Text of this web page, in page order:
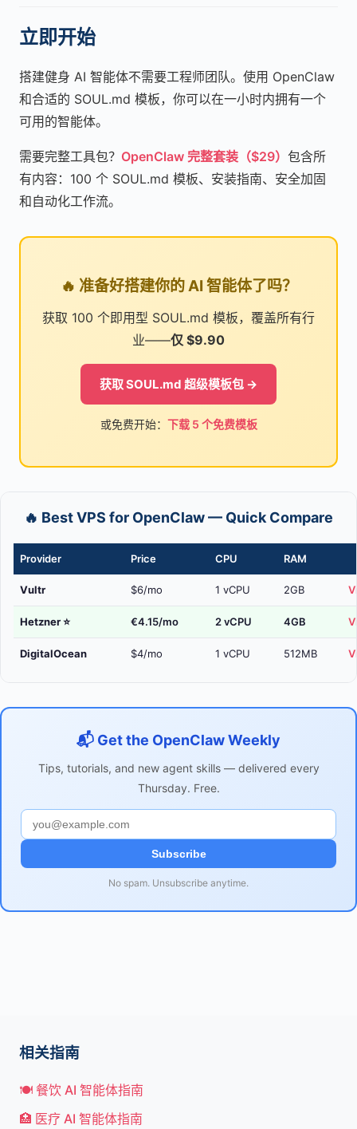
立即开始
搭建健身 AI 智能体不需要工程师团队。使用 OpenClaw
和合适的 SOUL.md 模板，你可以在一小时内拥有一个
可用的智能体。
需要完整工具包？ OpenClaw 完整套装（$29） 包含所
有内容：100 个 SOUL.md 模板、安装指南、安全加固
和自动化工作流。
🔥 准备好搭建你的 AI 智能体了吗？
获取 100 个即用型 SOUL.md 模板，覆盖所有行
业——仅 $9.90
获取 SOUL.md 超级模板包 →
或免费开始： 下载 5 个免费模板
🔥 Best VPS for OpenClaw — Quick Compare
Provider Price CPU RAM
Vultr $6/mo 1 vCPU 2GB
Hetzner⭐ €4.15/mo 2 vCPU 4GB
DigitalOcean $4/mo 1 vCPU 512MB
📬 Get the OpenClaw Weekly
Tips, tutorials, and new agent skills — delivered every
Thursday. Free.
Subscribe
No spam. Unsubscribe anytime.
相关指南
🍽️ 餐饮 AI 智能体指南
🏥 医疗 AI 智能体指南